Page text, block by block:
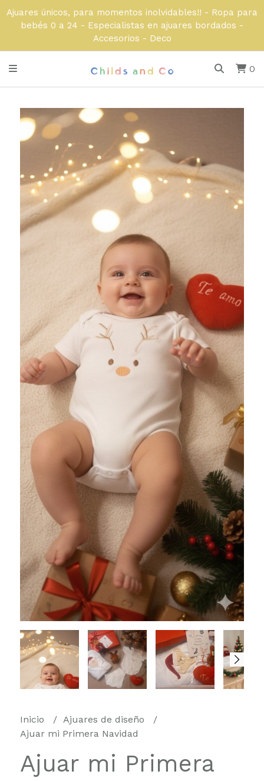
Ajuares únicos, para momentos inolvidables!! - Ropa para
bebés 0 a 24 - Especialistas en ajuares bordados -
Accesorios - Deco
0
Inicio
Ajuares de diseño
Ajuar mi Primera Navidad
Ajuar mi Primera